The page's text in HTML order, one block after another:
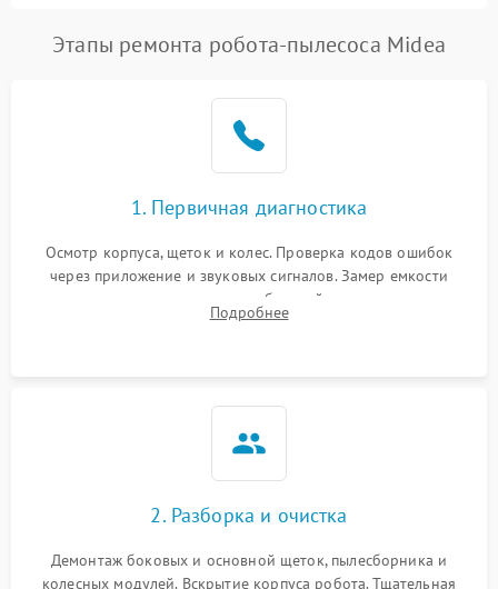
Этапы ремонта робота-пылесоса Midea
1. Первичная диагностика
Осмотр корпуса, щеток и колес. Проверка кодов ошибок
через приложение и звуковых сигналов. Замер емкости
аккумулятора и тестирование базовой станции зарядки.
Оценка работы лидара, бампера и датчиков падения для
Подробнее
2. Разборка и очистка
Демонтаж боковых и основной щеток, пылесборника и
колесных модулей. Вскрытие корпуса робота. Тщательная